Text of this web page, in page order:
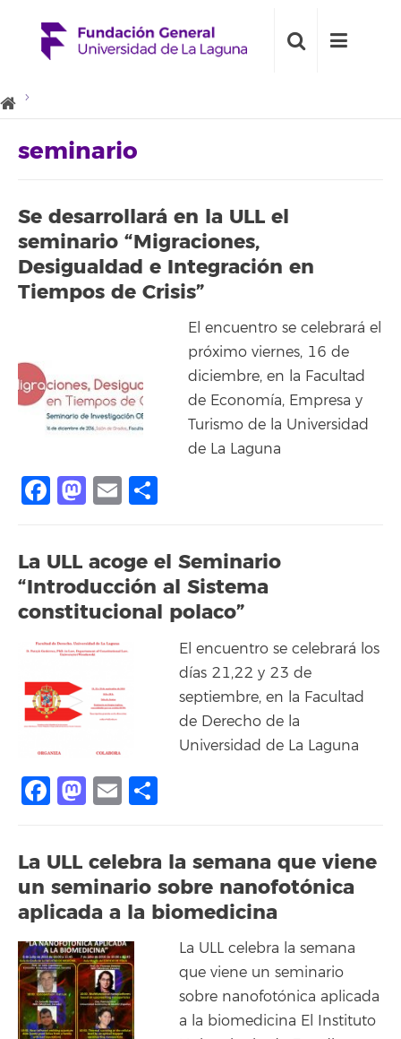
seminario
Se desarrollará en la ULL el
seminario “Migraciones,
Desigualdad e Integración en
Tiempos de Crisis”
El encuentro se celebrará el
próximo viernes, 16 de
diciembre, en la Facultad
de Economía, Empresa y
Turismo de la Universidad
de La Laguna
Facebook
Mastodon
Email
La ULL acoge el Seminario
“Introducción al Sistema
constitucional polaco”
El encuentro se celebrará los
días 21,22 y 23 de
septiembre, en la Facultad
de Derecho de la
Universidad de La Laguna
Facebook
Mastodon
Email
La ULL celebra la semana que viene
un seminario sobre nanofotónica
aplicada a la biomedicina
La ULL celebra la semana
que viene un seminario
sobre nanofotónica aplicada
a la biomedicina El Instituto